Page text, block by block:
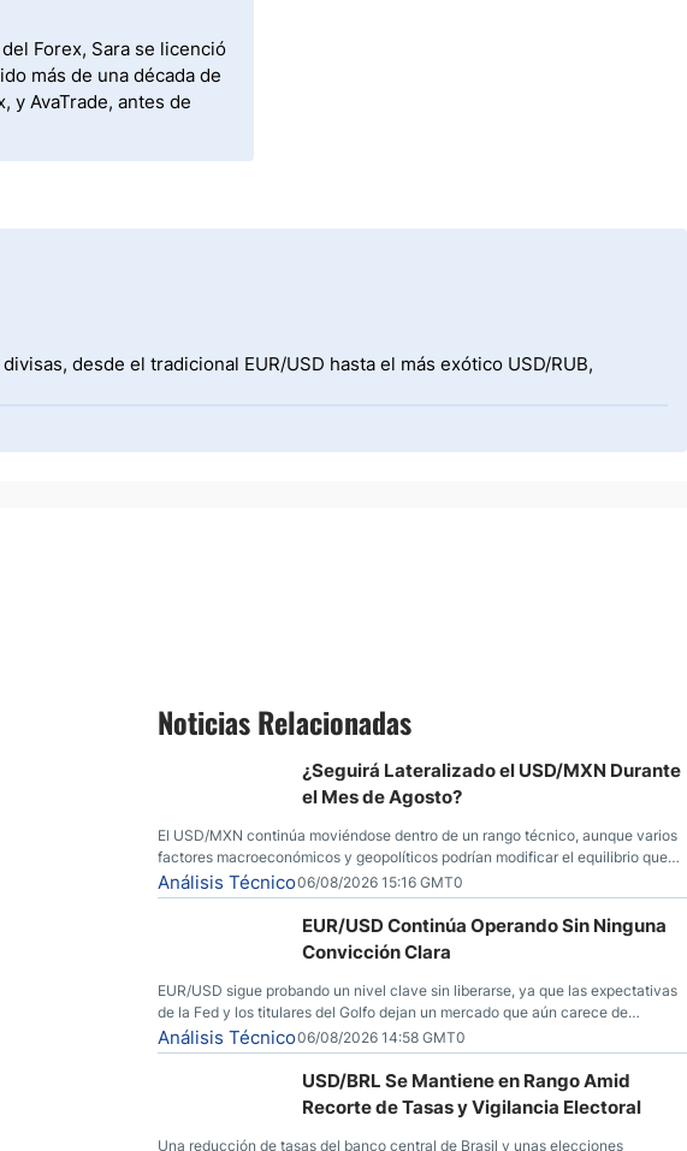
Forex, Sara se licenció
más de una década de
y AvaTrade, antes de
desde el tradicional EUR/USD hasta el más exótico USD/RUB,
Noticias Relacionadas
¿Seguirá Lateralizado el USD/MXN Durante
el Mes de Agosto?
El USD/MXN continúa moviéndose dentro de un rango técnico, aunque varios
factores macroeconómicos y geopolíticos podrían modificar el equilibrio que
ha dominado al mercado en las últimas semanas.
Análisis Técnico06/08/2026 15:16 GMT0
EUR/USD Continúa Operando Sin Ninguna
Convicción Clara
EUR/USD sigue probando un nivel clave sin liberarse, ya que las expectativas
de la Fed y los titulares del Golfo dejan un mercado que aún carece de
convicción real.
Análisis Técnico06/08/2026 14:58 GMT0
USD/BRL Se Mantiene en Rango Amid
Recorte de Tasas y Vigilancia Electoral
Una reducción de tasas del banco central de Brasil y unas elecciones